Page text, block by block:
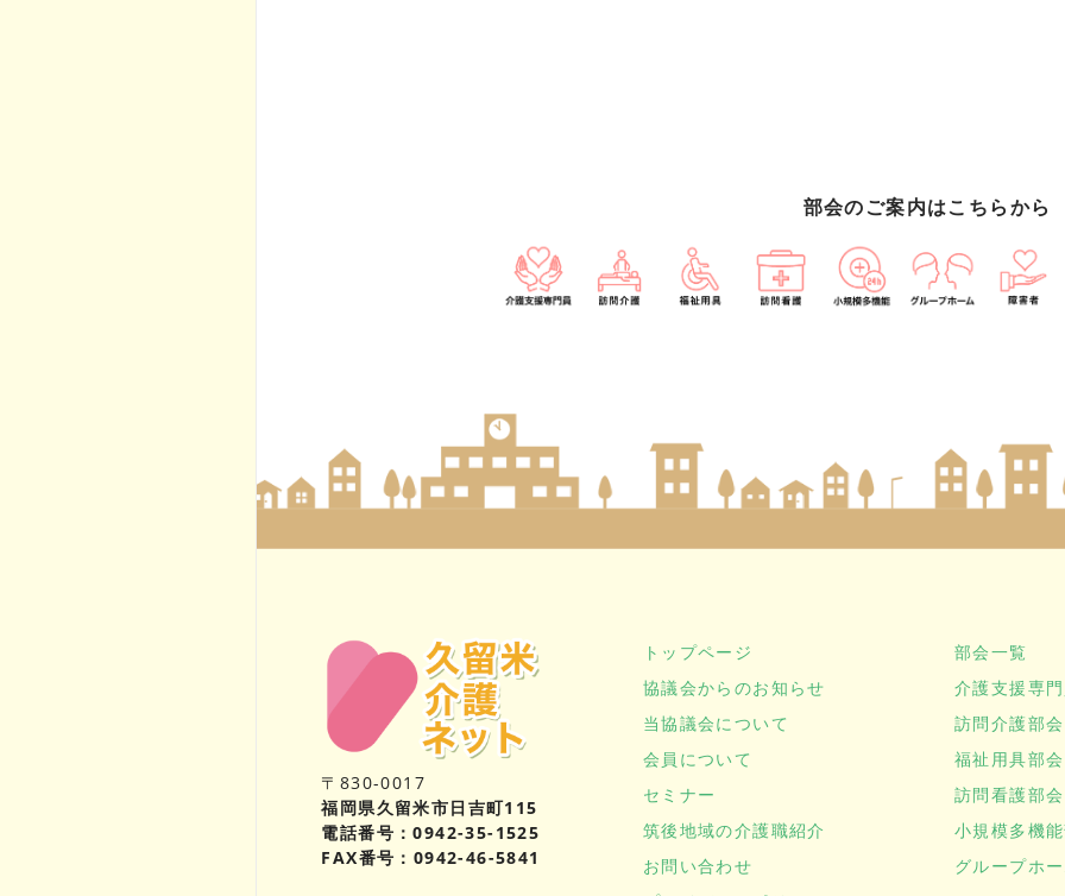
部会のご案内はこちらから
〒830-0017
福岡県久留米市日吉町115
電話番号：0942-35-1525
FAX番号：0942-46-5841
トップページ
協議会からのお知らせ
当協議会について
会員について
セミナー
筑後地域の介護職紹介
お問い合わせ
部会一覧
介護支援専
訪問介護部会
福祉用具部会
訪問看護部会
小規模多機
グループホ